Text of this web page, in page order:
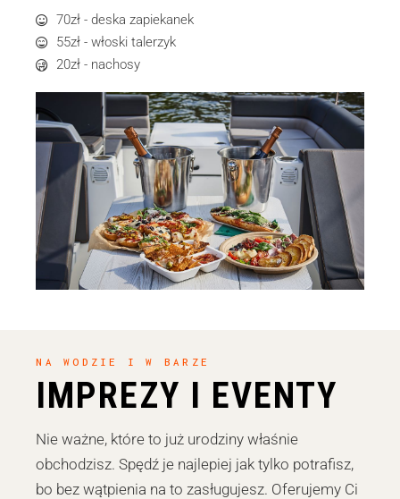
70zł - deska zapiekanek
55zł - włoski talerzyk
20zł - nachosy
NA WODZIE I W BARZE
IMPREZY I EVENTY
Nie ważne, które to już urodziny właśnie
obchodzisz. Spędź je najlepiej jak tylko potrafisz,
bo bez wątpienia na to zasługujesz. Oferujemy Ci